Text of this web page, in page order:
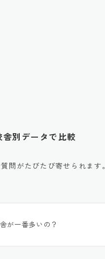
別データで比較
問がたびたび寄せられます。
が一番多いの？